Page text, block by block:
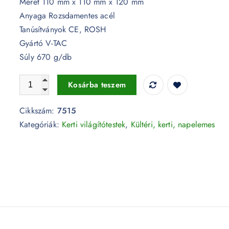
Anyaga Rozsdamentes acél
Tanúsítványok CE, ROSH
Gyártó V-TAC
Súly 670 g/db
Föld alatti kör fénytest foglalat GU10 230V - 7515 mennyiség
Kosárba teszem
Cikkszám: 7515
Kategóriák: Kerti világítótestek, Kültéri, kerti, napelemes